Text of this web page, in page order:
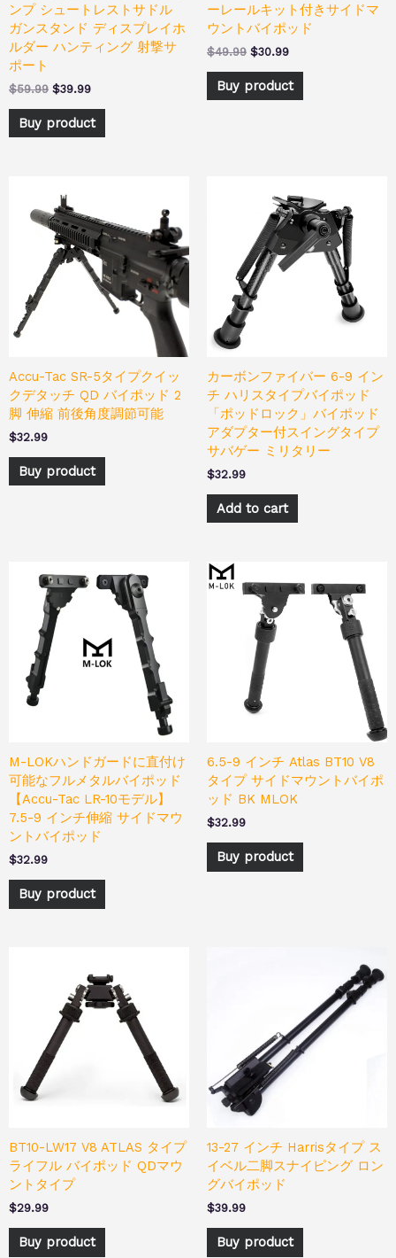
ンプ シュートレストサドル
ガンスタンド ディスプレイホ
ルダー ハンティング 射撃サ
ポート
$59.99 $39.99
Buy product
ーレールキット付きサイドマ
ウントバイポッド
$49.99 $30.99
Buy product
Accu-Tac SR-5タイプクイッ
クデタッチ QD バイポッド 2
脚 伸縮 前後角度調節可能
$32.99
Buy product
カーボンファイバー 6-9 イン
チ ハリスタイプバイポッド
「ポッドロック」バイポッド
アダプター付スイングタイプ
サバゲー ミリタリー
$32.99
Add to cart
M-LOKハンドガードに直付け
可能なフルメタルバイポッド
【Accu-Tac LR-10モデル】
7.5-9 インチ伸縮 サイドマウ
ントバイポッド
$32.99
Buy product
6.5-9 インチ Atlas BT10 V8
タイプ サイドマウントバイポ
ッド BK MLOK
$32.99
Buy product
BT10-LW17 V8 ATLAS タイプ
ライフル バイポッド QDマウ
ントタイプ
$29.99
Buy product
13-27 インチ Harrisタイプ ス
イベル二脚スナイピング ロン
グバイポッド
$39.99
Buy product